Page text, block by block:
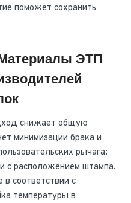
поможет сохранить
ЭТП
снижает общую
минимизации брака и
рычага:
с расположением штампа,
соответствии с
температуры в